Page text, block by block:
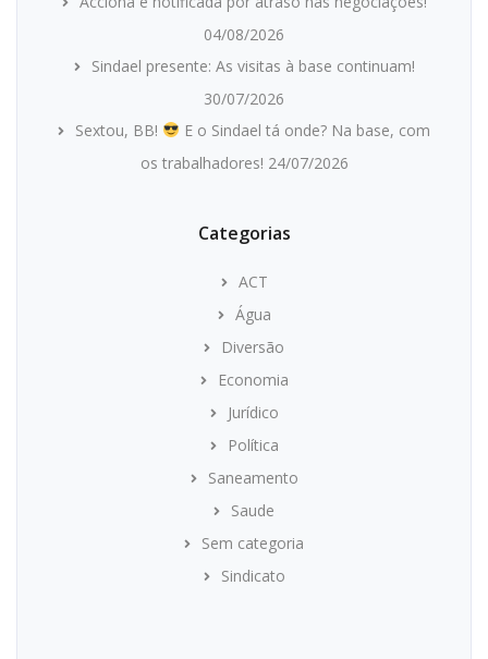
04/08/2026
Sindael presente: As visitas à base continuam!
30/07/2026
Sextou, BB!
E o Sindael tá onde? Na base, com
os trabalhadores! 24/07/2026
Categorias
ACT
Água
Diversão
Economia
Jurídico
Política
Saneamento
Saude
Sem categoria
Sindicato